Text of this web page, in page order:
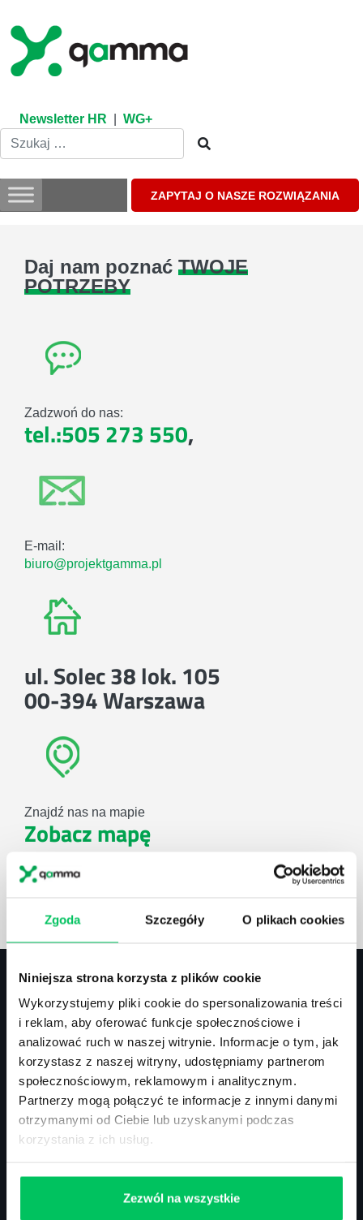
Zgoda Szczegóły O plikach cookies
Niniejsza strona korzysta z plików cookie
Wykorzystujemy pliki cookie do spersonalizowania treści
i reklam, aby oferować funkcje społecznościowe i
analizować ruch w naszej witrynie. Informacje o tym, jak
korzystasz z naszej witryny, udostępniamy partnerom
społecznościowym, reklamowym i analitycznym.
Partnerzy mogą połączyć te informacje z innymi danymi
otrzymanymi od Ciebie lub uzyskanymi podczas
korzystania z ich usług.
Zezwól na wszystkie
content
Newsletter HR WG+
ZAPYTAJ O NASZE ROZWIĄZANIA
Daj nam poznać TWOJE
POTRZEBY
Zadzwoń do nas:
tel.:505 273 550,
E-mail:
biuro@projektgamma.pl
ul. Solec 38 lok. 105
00-394 Warszawa
Znajdź nas na mapie
Zobacz mapę
ZAPYTAJ O NASZE ROZWIĄZANIA
Kontakt
tel.: 505 273 550
00-394 Warszawa